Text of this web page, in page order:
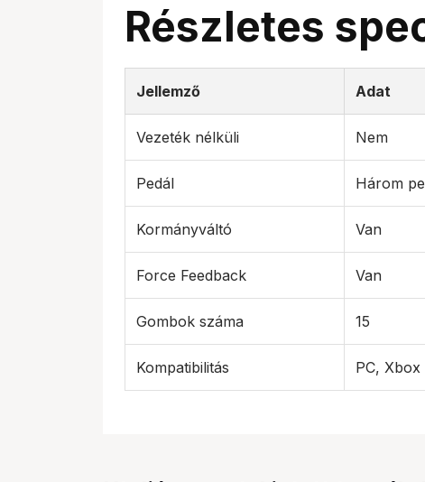
Részletes
Jellemző Adat
Vezeték nélküli Nem
Pedál Három
Kormányváltó Van
Force Feedback Van
Gombok száma 15
Kompatibilitás PC,